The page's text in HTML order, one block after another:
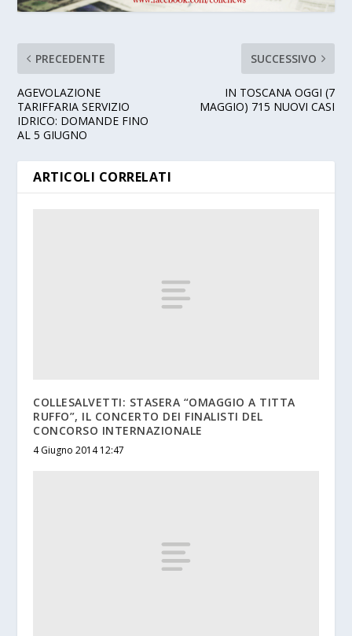
PRECEDENTE
AGEVOLAZIONE
TARIFFARIA SERVIZIO
IDRICO: DOMANDE FINO
AL 5 GIUGNO
SUCCESSIVO
IN TOSCANA OGGI (7
MAGGIO) 715 NUOVI CASI
ARTICOLI CORRELATI
COLLESALVETTI: STASERA “OMAGGIO A TITTA
RUFFO”, IL CONCERTO DEI FINALISTI DEL
CONCORSO INTERNAZIONALE
4 Giugno 2014 12:47